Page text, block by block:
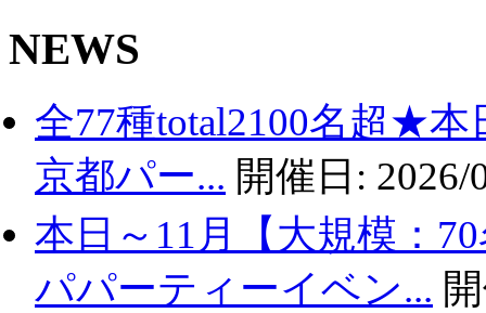
NEWS
全77種total2100名超★本
京都パー... 開催日: 2026/
本日～11月【大規模：
パパーティーイベン...